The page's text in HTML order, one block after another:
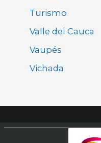
Turismo
Valle del Cauca
Vaupés
Vichada